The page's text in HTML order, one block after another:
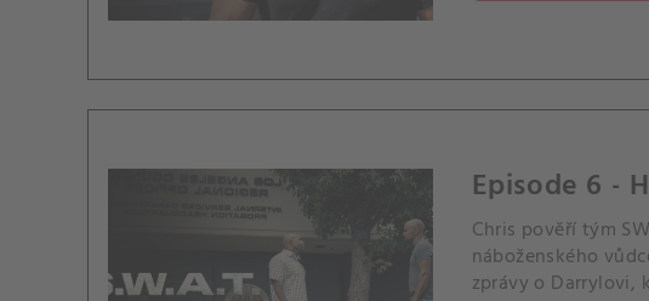
Episode 6 -
Chris pověří tým
náboženského
zprávy o Darrylovi,